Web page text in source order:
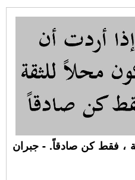
، فقط كن صادقاً. - جبران